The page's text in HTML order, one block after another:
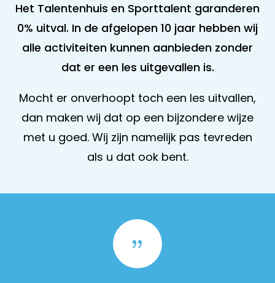
Het Talentenhuis en Sporttalent garanderen
0% uitval. In de afgelopen 10 jaar hebben wij
alle activiteiten kunnen aanbieden zonder
dat er een les uitgevallen is.
Mocht er onverhoopt toch een les uitvallen,
dan maken wij dat op een bijzondere wijze
met u goed. Wij zijn namelijk pas tevreden
als u dat ook bent.
{